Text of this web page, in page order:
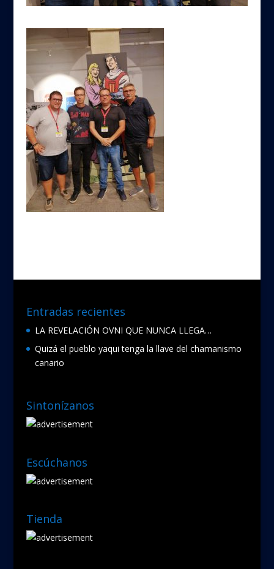
Entradas recientes
LA REVELACIÓN OVNI QUE NUNCA LLEGA…
Quizá el pueblo yaqui tenga la llave del chamanismo
canario
Sintonízanos
Escúchanos
Tienda